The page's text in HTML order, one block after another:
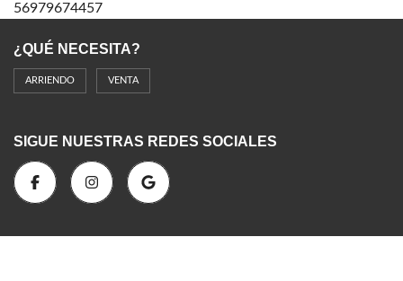
56979674457
¿QUÉ NECESITA?
ARRIENDO VENTA
SIGUE NUESTRAS REDES SOCIALES